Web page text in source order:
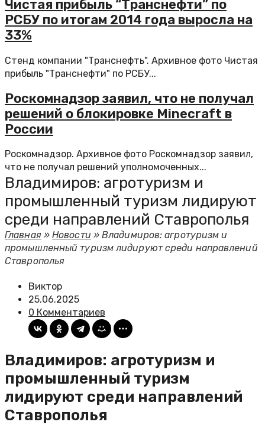
Чистая прибыль “Транснефти” по
РСБУ по итогам 2014 года выросла на
33%
Стенд компании "Транснефть". Архивное фото Чистая
прибыль "Транснефти" по РСБУ...
Роскомнадзор заявил, что не получал
решений о блокировке Minecraft в
России
Роскомнадзор. Архивное фото Роскомнадзор заявил,
что не получал решений уполномоченных...
Владимиров: агротуризм и
промышленный туризм лидируют
среди направлений Ставрополья
Главная»Новости »Владимиров: агротуризм и
промышленный туризм лидируют среди направлений
Ставрополья
Виктор
25.06.2025
0 Комментариев
Владимиров: агротуризм и
промышленный туризм
лидируют среди направлений
Ставрополья